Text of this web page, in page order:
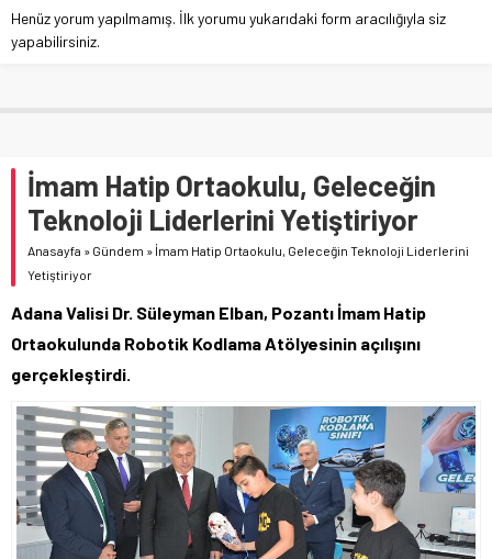
Henüz yorum yapılmamış. İlk yorumu yukarıdaki form aracılığıyla siz
yapabilirsiniz.
İmam Hatip Ortaokulu, Geleceğin
Teknoloji Liderlerini Yetiştiriyor
Anasayfa » Gündem » İmam Hatip Ortaokulu, Geleceğin Teknoloji Liderlerini
Yetiştiriyor
Adana Valisi Dr. Süleyman Elban, Pozantı İmam Hatip
Ortaokulunda Robotik Kodlama Atölyesinin açılışını
gerçekleştirdi.